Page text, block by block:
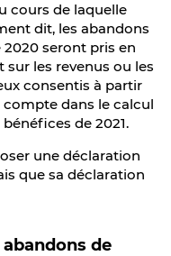
cours de laquelle
dit, les abandons
2020 seront pris en
les revenus ou les
consentis à partir
compte dans le calcul
de 2021.
une déclaration
que sa déclaration
de